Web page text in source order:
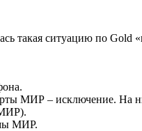
такая ситуацию по Gold
МИР – исключение. На
МИР).
МИР.